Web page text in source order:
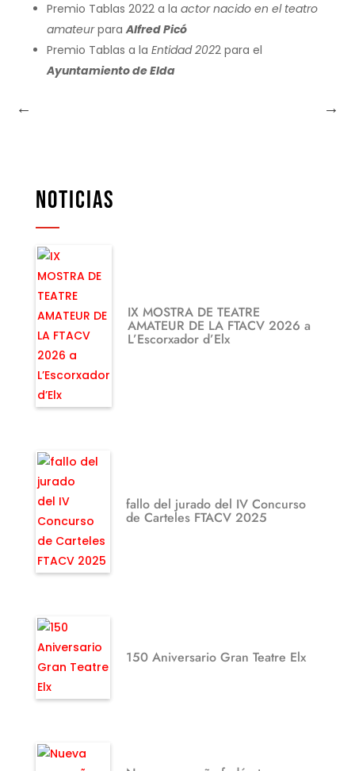
NOTICIAS
IX MOSTRA DE TEATRE
AMATEUR DE LA FTACV 2026 a
L’Escorxador d’Elx
fallo del jurado del IV Concurso
de Carteles FTACV 2025
150 Aniversario Gran Teatre Elx
Premio Tablas 2022 a la actor nacido en el teatro
amateurparaAlfred Picó
Premio Tablas a la Entidad 2022 para el
Ayuntamiento de Elda